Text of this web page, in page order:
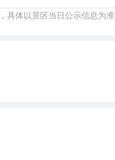
具体以景区当日公示信息为准